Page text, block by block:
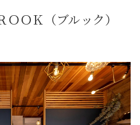
ＯＫ（ブルック）